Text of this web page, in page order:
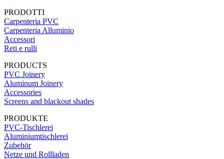
PRODOTTI
Carpenteria PVC
Carpenteria Alluminio
Accessori
Reti e rulli
PRODUCTS
PVC Joinery
Aluminum Joinery
Accessories
Screens and blackout shades
PRODUKTE
PVC-Tischlerei
Aluminiumtischlerei
Zubehör
Netze und Rollladen